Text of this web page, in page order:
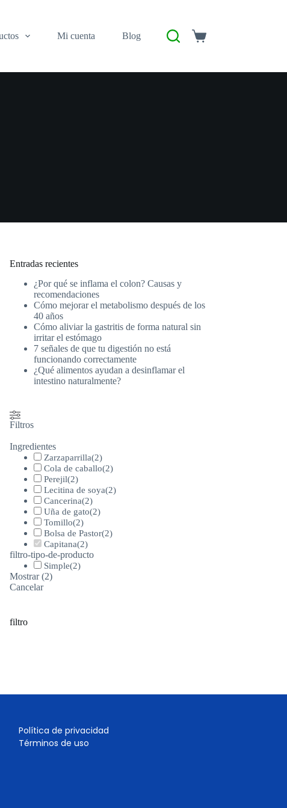
Mi cuenta Blog
Entradas recientes
¿Por qué se inflama el colon? Causas y
recomendaciones
Cómo mejorar el metabolismo después de los
40 años
Cómo aliviar la gastritis de forma natural sin
irritar el estómago
7 señales de que tu digestión no está
funcionando correctamente
¿Qué alimentos ayudan a desinflamar el
intestino naturalmente?
Filtros
Ingredientes
Zarzaparrilla(2)
Cola de caballo(2)
Perejil(2)
Lecitina de soya(2)
Cancerina(2)
Uña de gato(2)
Tomillo(2)
Bolsa de Pastor(2)
Capitana(2)
filtro-tipo-de-producto
Simple(2)
Mostrar(2)
Cancelar
filtro
Política de privacidad
Términos de uso